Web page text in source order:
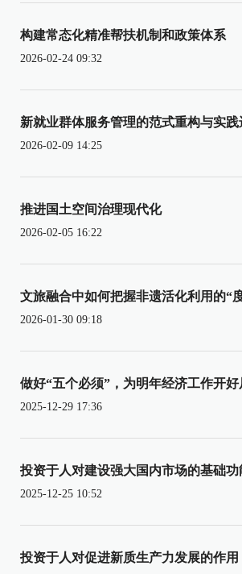
构建常态化精准帮扶机制和政策体系
2026-02-24 09:32
新就业群体服务管理的范式重构与实践
2026-02-09 14:25
推进国土空间治理现代化
2026-02-05 16:22
文旅融合中如何把握非遗活化利用的“
2026-01-30 09:18
做好“五个必须”，为明年经济工作开好
2025-12-29 17:36
投资于人对建设强大国内市场的基础功
2025-12-25 10:52
投资于人对促进新质生产力发展的作用